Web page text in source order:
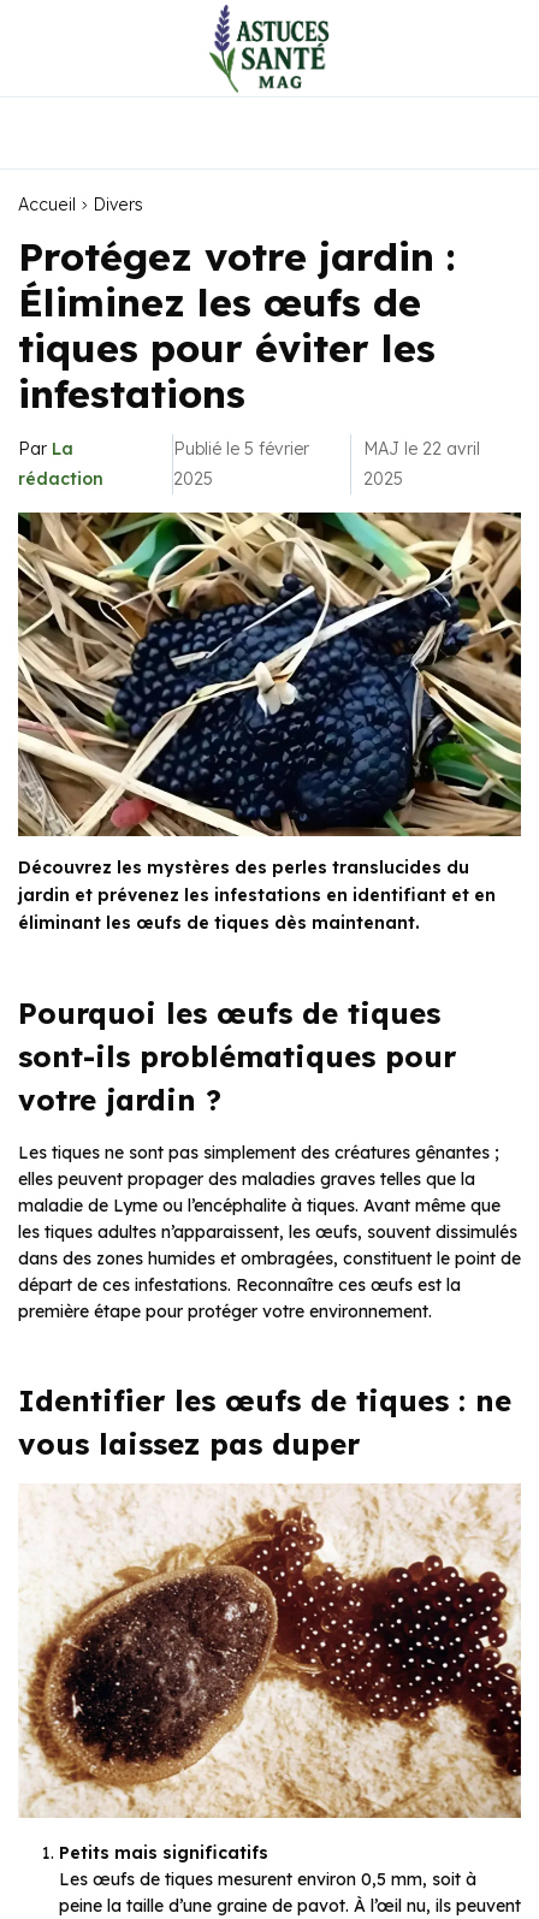
Accueil Divers
Protégez votre jardin :
Éliminez les œufs de
tiques pour éviter les
infestations
Par La
rédaction
Publié le 5 février
2025
MAJ le 22 avril
2025
Découvrez les mystères des perles translucides du
jardin et prévenez les infestations en identifiant et en
éliminant les œufs de tiques dès maintenant.
Pourquoi les œufs de tiques
sont-ils problématiques pour
votre jardin ?
Les tiques ne sont pas simplement des créatures gênantes ;
elles peuvent propager des maladies graves telles que la
maladie de Lyme ou l’encéphalite à tiques. Avant même que
les tiques adultes n’apparaissent, les œufs, souvent dissimulés
dans des zones humides et ombragées, constituent le point de
départ de ces infestations. Reconnaître ces œufs est la
première étape pour protéger votre environnement.
Identifier les œufs de tiques : ne
vous laissez pas duper
Petits mais significatifs
Les œufs de tiques mesurent environ 0,5 mm, soit à
peine la taille d’une graine de pavot. À l’œil nu, ils peuvent